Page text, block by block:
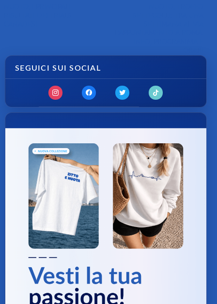
SEGUICI SUI SOCIAL